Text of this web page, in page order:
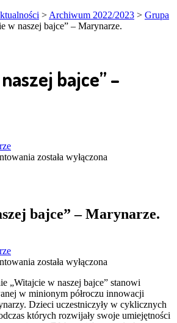
> Archiwum 2022/2023 > Grupa
w naszej bajce” – Marynarze.
bajce” –
„Witajcie
Marynarze.
została wyłączona
bajce” – Marynarze.
„Witajcie
naszej
bajce”
–
Marynarze.
została wyłączona
„Witajcie w naszej bajce” stanowi
w minionym półroczu innowacji
Dzieci uczestniczyły w cyklicznych
których rozwijały swoje umiejętności